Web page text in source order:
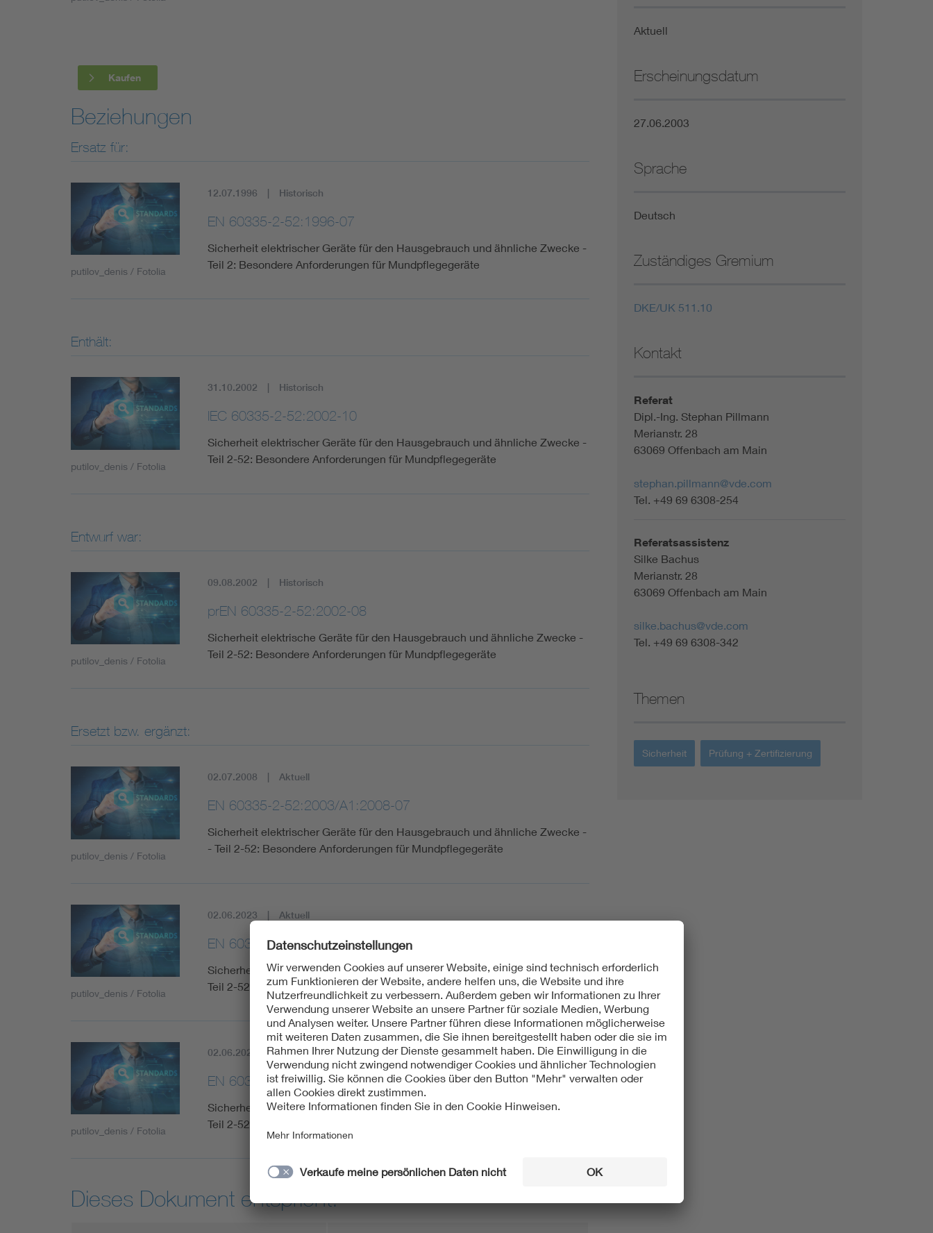
Mobility
Smart Cities
Kaufen
Beziehungen
Ersatz für:
putilov_denis / Fotolia
12.07.1996 Historisch
EN 60335-2-52:1996-07
Sicherheit elektrischer Geräte für den Hausgebrauch und ähnliche Zwecke -
Teil 2: Besondere Anforderungen für Mundpflegegeräte
Enthält:
putilov_denis / Fotolia
31.10.2002 Historisch
IEC 60335-2-52:2002-10
Sicherheit elektrischer Geräte für den Hausgebrauch und ähnliche Zwecke -
Teil 2-52: Besondere Anforderungen für Mundpflegegeräte
Entwurf war:
putilov_denis / Fotolia
09.08.2002 Historisch
prEN 60335-2-52:2002-08
Sicherheit elektrische Geräte für den Hausgebrauch und ähnliche Zwecke -
Teil 2-52: Besondere Anforderungen für Mundpflegegeräte
Ersetzt bzw. ergänzt:
putilov_denis / Fotolia
02.07.2008 Aktuell
EN 60335-2-52:2003/A1:2008-07
Sicherheit elektrischer Geräte für den Hausgebrauch und ähnliche Zwecke -
- Teil 2-52: Besondere Anforderungen für Mundpflegegeräte
putilov_denis / Fotolia
02.06.2023 Aktuell
EN 60335-2-52:2003/A13:2023-06
Sicherheit elektrischer Geräte für den Hausgebrauch und ähnliche Zwecke -
Teil 2-52: Besondere Anforderungen für Mundpflegegeräte
putilov_denis / Fotolia
02.06.2023 Aktuell
EN 60335-2-52:2003/A2:2023-06
Sicherheit elektrischer Geräte für den Hausgebrauch und ähnliche Zwecke -
Teil 2-52: Besondere Anforderungen für Mundpflegegeräte
Dieses Dokument entspricht:
Aktuell
Erscheinungsdatum
27.06.2003
Sprache
Deutsch
Zuständiges Gremium
DKE/UK 511.10
Kontakt
Referat
Dipl.-Ing. Stephan Pillmann
Merianstr. 28
63069 Offenbach am Main
stephan.pillmann@vde.com
Tel. +49 69 6308-254
Referatsassistenz
Silke Bachus
Merianstr. 28
63069 Offenbach am Main
silke.bachus@vde.com
Tel. +49 69 6308-342
Themen
Sicherheit Prüfung + Zertifizierung